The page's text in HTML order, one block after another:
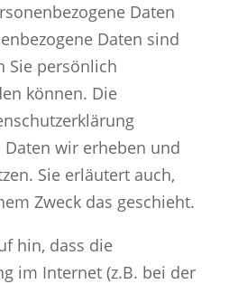
Daten
Daten sind
Sie persönlich
können. Die
wir erheben und
Sie erläutert auch,
Zweck das geschieht.
hin, dass die
im Internet (z.B. bei der